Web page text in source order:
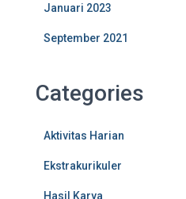
Januari 2023
September 2021
Categories
Aktivitas Harian
Ekstrakurikuler
Hasil Karya